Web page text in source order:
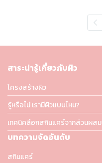
สาระน่ารู้เกี่ยวกับผิว
โครงสร้างผิว
รู้หรือไม่ เรามีผิวแบบไหน?
เทคนิคลือกสกินแคร์จากส่วนผสม
บทความจัดอันดับ
สกินแคร์